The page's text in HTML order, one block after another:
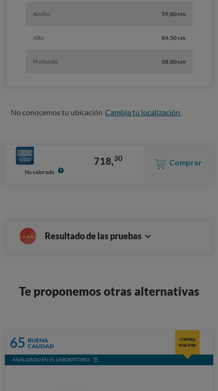
Ancho 59,80 cm
Alto 84,50 cm
Profundo 58,80 cm
No conocemos tu ubicación Cambia tu localización
No valorado
718,30 Comprar
Resultado de las pruebas
Te proponemos otras alternativas
65 BUENA
CALIDAD
COMPRA
MAESTRA
ANALIZADO EN EL LABORATORIO